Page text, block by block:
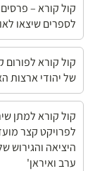
קול קורא –
לספרים שיצאו לאור
קול קורא
של יהודי ארצות
קול קורא למתן
לפרויקט קצר
היציאה והגירוש
ערב ואיראן'